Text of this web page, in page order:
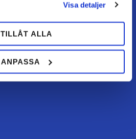
Visa detaljer
TILLÅT ALLA
ANPASSA